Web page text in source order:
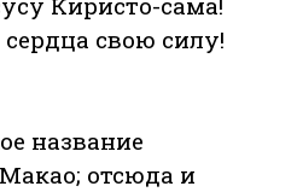
свою силу!
название
отсюда и